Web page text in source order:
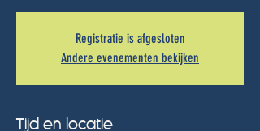
Registratie is afgesloten
Andere evenementen bekijken
Tijd en locatie